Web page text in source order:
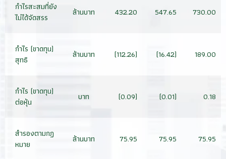
กำไรสะสมที่ยัง
ไม่ได้จัดสรร
ล้านบาท 432.20 547.65 730.00
กำไร (ขาดทุน)
สุทธิ
ล้านบาท (112.26) (16.42) 189.00
กำไร (ขาดทุน)
ต่อหุ้น
บาท (0.09) (0.01) 0.18
สำรองตามกฏ
หมาย
ล้านบาท 75.95 75.95 75.95